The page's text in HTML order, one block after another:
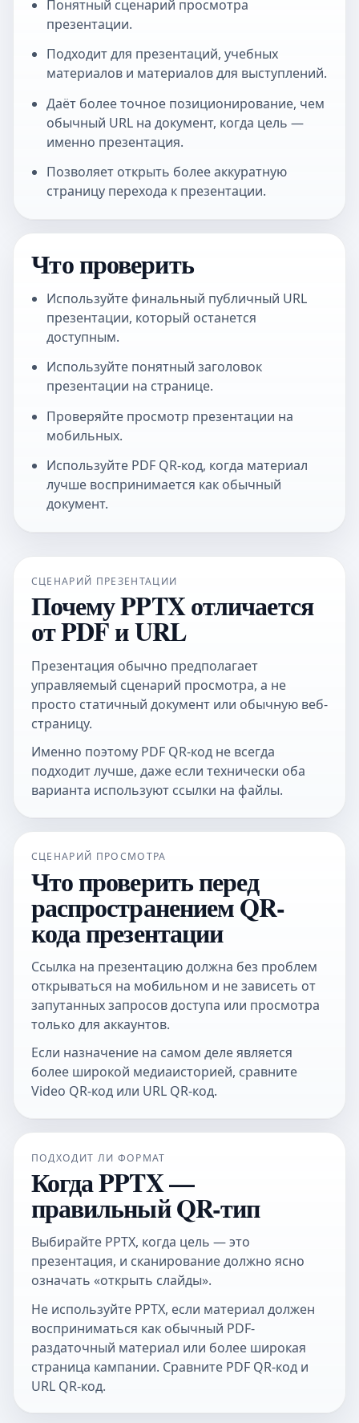
Понятный сценарий просмотра
презентации.
Подходит для презентаций, учебных
материалов и материалов для выступлений.
Даёт более точное позиционирование, чем
обычный URL на документ, когда цель —
именно презентация.
Позволяет открыть более аккуратную
страницу перехода к презентации.
Что проверить
Используйте финальный публичный URL
презентации, который останется
доступным.
Используйте понятный заголовок
презентации на странице.
Проверяйте просмотр презентации на
мобильных.
Используйте PDF QR-код, когда материал
лучше воспринимается как обычный
документ.
СЦЕНАРИЙ ПРЕЗЕНТАЦИИ
Почему PPTX отличается
от PDF и URL
Презентация обычно предполагает
управляемый сценарий просмотра, а не
просто статичный документ или обычную веб-
страницу.
Именно поэтому PDF QR-кодне всегда
подходит лучше, даже если технически оба
варианта используют ссылки на файлы.
СЦЕНАРИЙ ПРОСМОТРА
Что проверить перед
распространением QR-
кода презентации
Ссылка на презентацию должна без проблем
открываться на мобильном и не зависеть от
запутанных запросов доступа или просмотра
только для аккаунтов.
Если назначение на самом деле является
более широкой медиаисторией, сравните
Video QR-кодили URL QR-код.
ПОДХОДИТ ЛИ ФОРМАТ
Когда PPTX —
правильный QR-тип
Выбирайте PPTX, когда цель — это
презентация, и сканирование должно ясно
означать «открыть слайды».
Не используйте PPTX, если материал должен
восприниматься как обычный PDF-
раздаточный материал или более широкая
страница кампании. Сравните PDF QR-коди
URL QR-код.